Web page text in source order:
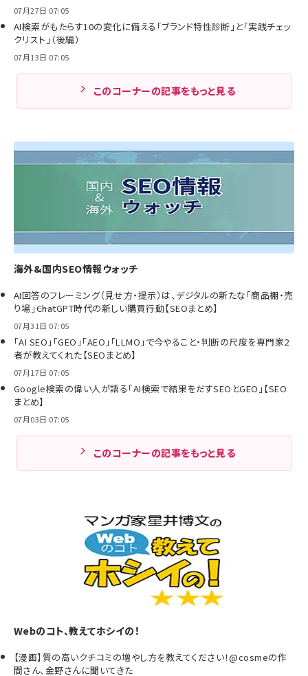
07月27日 07:05
AI検索がもたらす10の変化に備える「ブランド特性診断」と「実践チェッ
クリスト」（後編）
07月13日 07:05
このコーナーの記事をもっと見る
海外&国内SEO情報ウォッチ
AI回答のフレーミング（見せ方・提示）は、デジタルの新たな「商品棚・売
り場」――ChatGPT時代の新しい購買行動【SEOまとめ】
07月31日 07:05
「AI SEO」「GEO」「AEO」「LLMO」で今やること・判断の尺度を専門家2
者が教えてくれた【SEOまとめ】
07月17日 07:05
Google検索の偉い人が語る「AI検索で結果をだすSEOとGEO」【SEO
まとめ】
07月03日 07:05
このコーナーの記事をもっと見る
Webのコト、教えてホシイの！
【漫画】質の高いクチコミの増やし方を教えてください！@cosmeの作
間さん、金野さんに聞いてきた